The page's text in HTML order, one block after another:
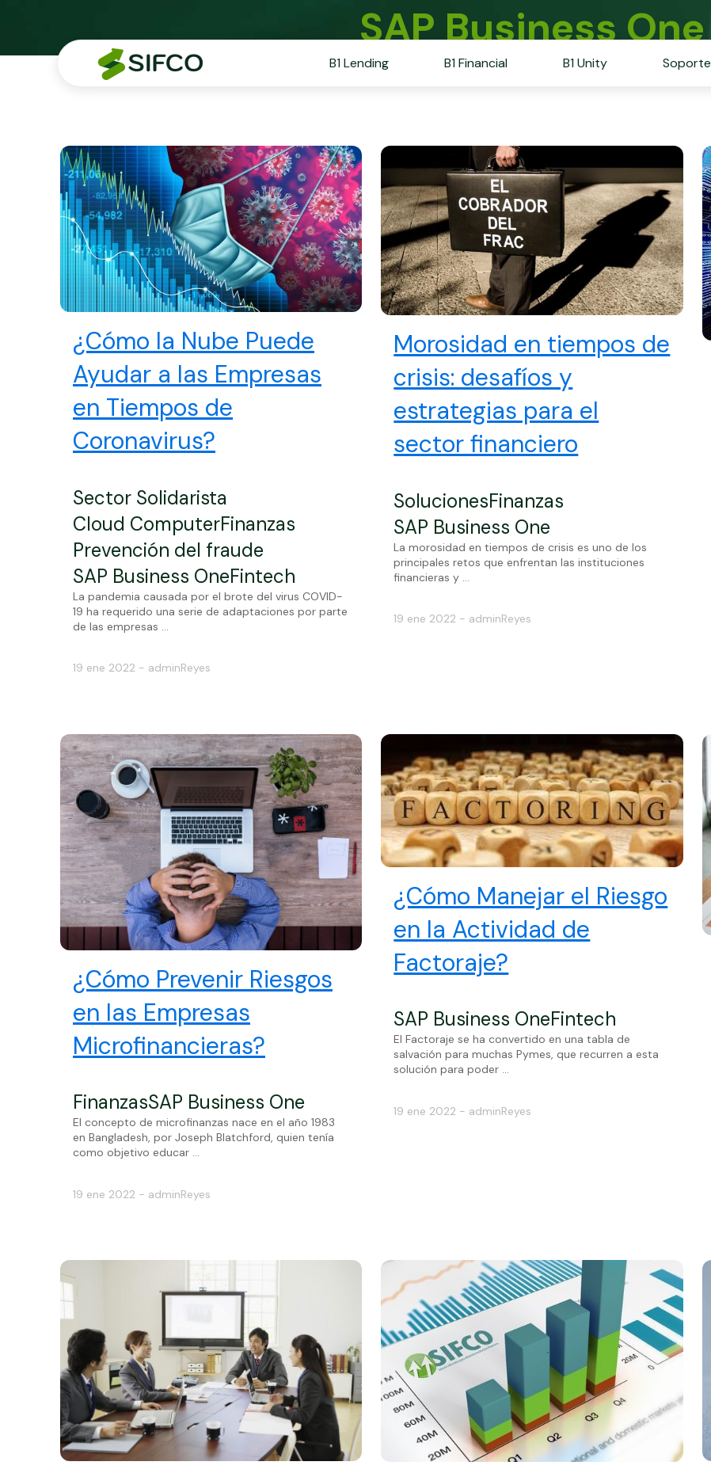
B1 Lending B1 Financial B1 Unity Soporte
SAP Business One
¿Cómo la Nube Puede
Ayudar a las Empresas
en Tiempos de
Coronavirus?
Sector Solidarista
Cloud ComputerFinanzas
Prevención del fraude
SAP Business OneFintech
La pandemia causada por el brote del virus COVID-
19 ha requerido una serie de adaptaciones por parte
de las empresas ...
19 ene 2022 - adminReyes
Morosidad en tiempos de
crisis: desafíos y
estrategias para el
sector financiero
SolucionesFinanzas
SAP Business One
La morosidad en tiempos de crisis es uno de los
principales retos que enfrentan las instituciones
financieras y ...
19 ene 2022 - adminReyes
¿Cómo Prevenir Riesgos
en las Empresas
Microfinancieras?
FinanzasSAP Business One
El concepto de microfinanzas nace en el año 1983
en Bangladesh, por Joseph Blatchford, quien tenía
como objetivo educar ...
19 ene 2022 - adminReyes
¿Cómo Manejar el Riesgo
en la Actividad de
Factoraje?
SAP Business OneFintech
El Factoraje se ha convertido en una tabla de
salvación para muchas Pymes, que recurren a esta
solución para poder ...
19 ene 2022 - adminReyes